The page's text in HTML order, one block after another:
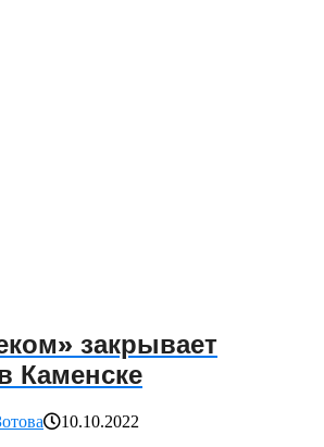
закрывает
Каменске
10.10.2022